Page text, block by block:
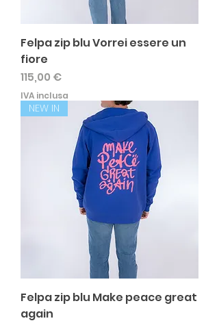
Felpa zip blu Vorrei essere un
fiore
Prezzo
115,00 €
IVA inclusa
NEW IN
Felpa zip blu Make peace great
again